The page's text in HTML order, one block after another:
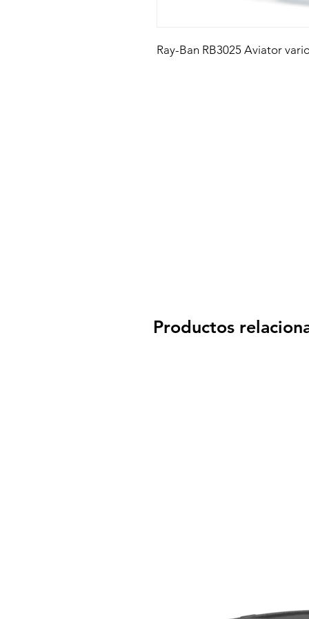
Ray-Ban RB3025 Aviator
Productos